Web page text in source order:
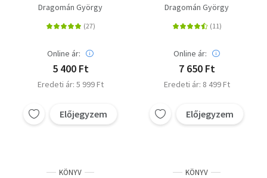
Dragomán György
Online ár:
5 400 Ft
Eredeti ár: 5 999 Ft
Előjegyzem
Dragomán György
Online ár:
7 650 Ft
Eredeti ár: 8 499 Ft
Előjegyzem
KÖNYV KÖNYV